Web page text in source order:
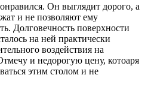
Он выглядит дорого, а
и не позволяют ему
Долговечность поверхности
на ней практически
воздействия на
и недорогую цену, котоаря
этим столом и не